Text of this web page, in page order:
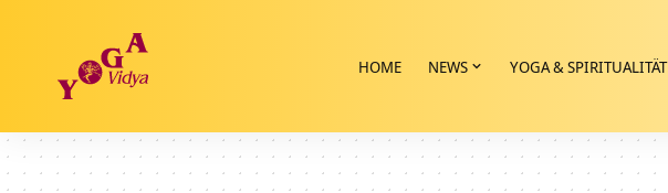
HOME NEWS YOGA & SPIRITUALITÄT